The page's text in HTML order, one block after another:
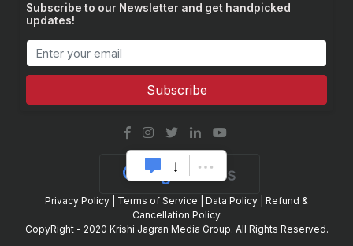
Subscribe to our Newsletter and get handpicked
updates!
Subscribe
Privacy Policy Terms of Service Data Policy
Refund &
Cancellation Policy
CopyRight - 2020 Krishi Jagran Media Group. All Rights Reserved.